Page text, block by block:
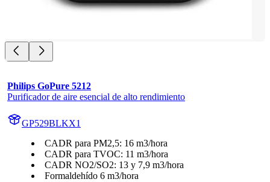
Philips GoPure 5212
Purificador de aire esencial de alto rendimiento
GP529BLKX1
CADR para PM2,5: 16 m3/hora
CADR para TVOC: 11 m3/hora
CADR NO2/SO2: 13 y 7,9 m3/hora
Formaldehído 6 m3/hora